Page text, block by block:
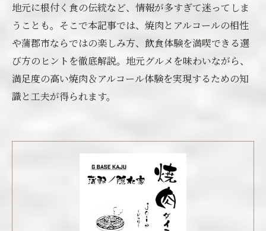
地元に根付く食の伝統など、情報が多すぎて迷ってしま
うことも。そこで本記事では、焼肉とアルコールの相性
や蒲郡市ならではの楽しみ方、飲食体験を満喫できる選
び方のヒントを徹底解説。地元グルメを味わいながら、
満足度の高い焼肉＆アルコール体験を実現するための知
識と工夫が得られます。